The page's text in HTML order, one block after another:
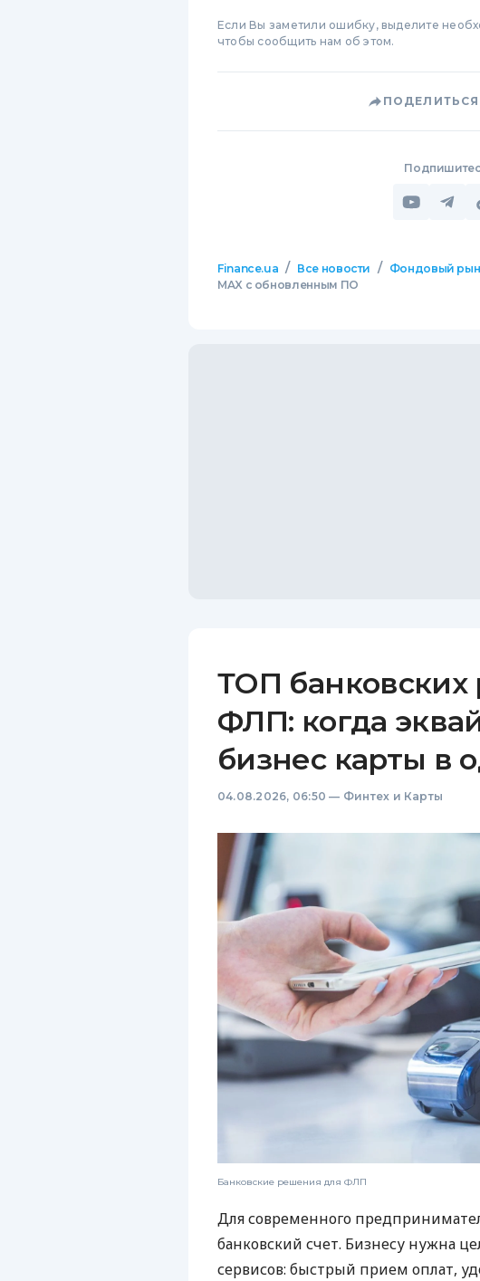
Если Вы заметили ошибку, выделите
чтобы сообщить нам об этом.
Finance.ua / Все новости / Фондовый
MAX c обновленным ПО
ТОП
ФЛП: когда
бизнес карты в
04.08.2026, 06:50 — Финтех и Карты
Банковские решения для ФЛП
Для современного
банковский счет. Бизнесу нужна
сервисов: быстрый прием оплат,